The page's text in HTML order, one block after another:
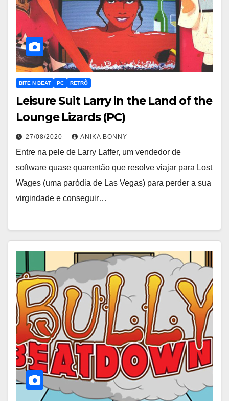
BITE N BEAT PC RETRÔ
Leisure Suit Larry in the Land of the
Lounge Lizards (PC)
27/08/2020 ANIKA BONNY
Entre na pele de Larry Laffer, um vendedor de
software quase quarentão que resolve viajar para Lost
Wages (uma paródia de Las Vegas) para perder a sua
virgindade e conseguir…